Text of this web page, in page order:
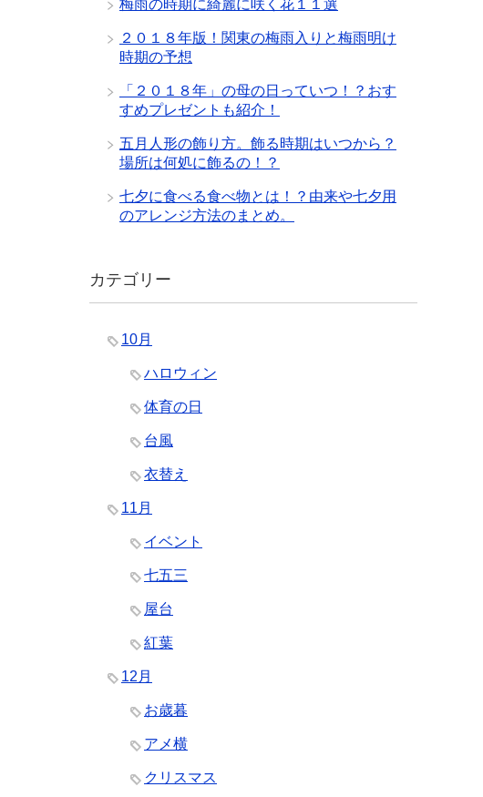
梅雨の時期に綺麗に咲く花１１選
２０１８年版！関東の梅雨入りと梅雨明け
時期の予想
「２０１８年」の母の日っていつ！？おす
すめプレゼントも紹介！
五月人形の飾り方。飾る時期はいつから？
場所は何処に飾るの！？
七夕に食べる食べ物とは！？由来や七夕用
のアレンジ方法のまとめ。
カテゴリー
10月
ハロウィン
体育の日
台風
衣替え
11月
イベント
七五三
屋台
紅葉
12月
お歳暮
アメ横
クリスマス